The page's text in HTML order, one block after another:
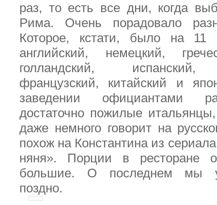
раз, то есть все дни, когда
Рима. Очень порадовало
Которое, кстати, было на 11
английский, немецкий,
голландский, испанский,
французский, китайский и
заведении официантами
достаточно пожилые
даже немного говорит на
похож на Константина из
няня». Порции в ресторане
большие. О последнем мы
поздно.